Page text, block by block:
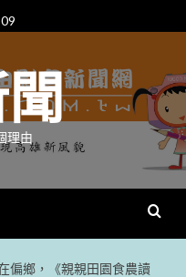
理由
偏鄉，《親親田園食農讀